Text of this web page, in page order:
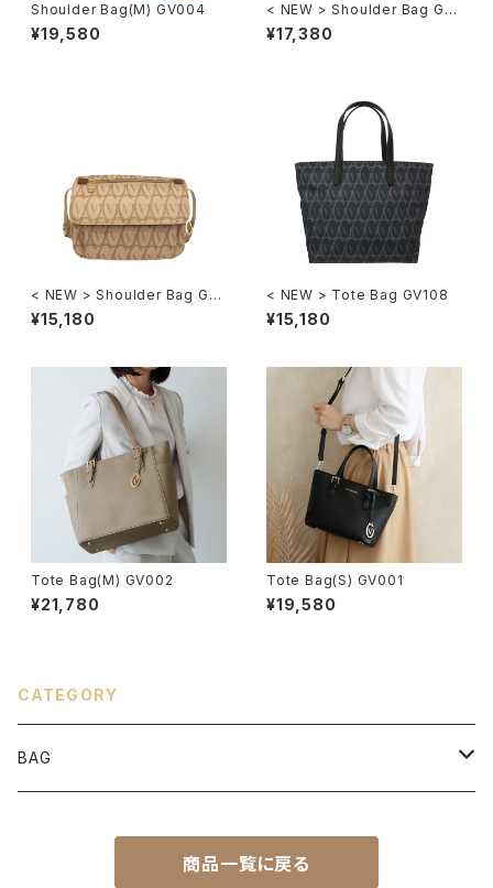
Shoulder Bag(M) GV004
¥19,580
< NEW > Shoulder Bag GV1
06
¥17,380
< NEW > Shoulder Bag GV1
07
¥15,180
< NEW > Tote Bag GV108
¥15,180
Tote Bag(M) GV002
¥21,780
Tote Bag(S) GV001
¥19,580
CATEGORY
BAG
商品一覧に戻る